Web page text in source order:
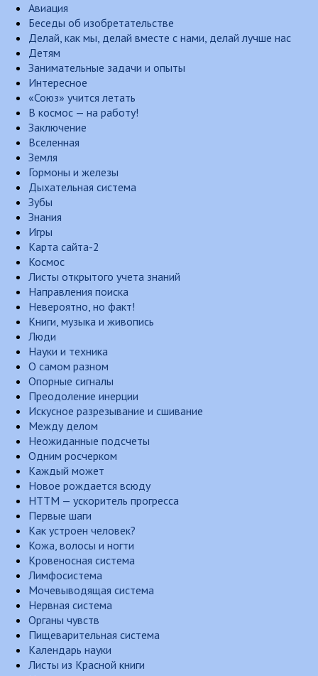
Авиация
Беседы об изобретательстве
Делай, как мы, делай вместе с нами, делай лучше нас
Детям
Занимательные задачи и опыты
Интересное
«Союз» учится летать
В космос — на работу!
Заключение
Вселенная
Земля
Гормоны и железы
Дыхательная система
Зубы
Знания
Игры
Карта сайта-2
Космос
Листы открытого учета знаний
Направления поиска
Невероятно, но факт!
Книги, музыка и живопись
Люди
Науки и техника
О самом разном
Опорные сигналы
Преодоление инерции
Искусное разрезывание и сшивание
Между делом
Неожиданные подсчеты
Одним росчерком
Каждый может
Новое рождается всюду
НТТМ — ускоритель прогресса
Первые шаги
Как устроен человек?
Кожа, волосы и ногти
Кровеносная система
Лимфосистема
Мочевыводящая система
Нервная система
Органы чувств
Пищеварительная система
Календарь науки
Листы из Красной книги